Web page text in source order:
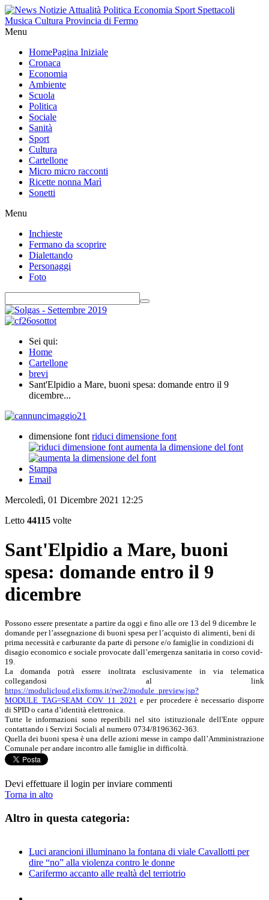
Menu
HomePagina Iniziale
Cronaca
Economia
Ambiente
Scuola
Politica
Sociale
Sanità
Sport
Cultura
Cartellone
Micro micro racconti
Ricette nonna Marì
Sonetti
Menu
Inchieste
Fermano da scoprire
Dialettando
Personaggi
Foto
Sei qui:
Home
Cartellone
brevi
Sant'Elpidio a Mare, buoni spesa: domande entro il 9
dicembre...
dimensione font riduci dimensione font
aumenta la dimensione del font
Stampa
Email
Mercoledì, 01 Dicembre 2021 12:25
Letto 44115 volte
Sant'Elpidio a Mare, buoni
spesa: domande entro il 9
dicembre
Possono essere presentate a partire da oggi e fino alle ore 13 del 9 dicembre le
domande per l’assegnazione di buoni spesa per l’acquisto di alimenti, beni di
prima necessità e carburante da parte di persone e/o famiglie in condizioni di
disagio economico e sociale provocate dall’emergenza sanitaria in corso covid-
19.
La domanda potrà essere inoltrata esclusivamente in via telematica
collegandosi al link
https://modulicloud.elixforms.it/rwe2/module_preview.jsp?
MODULE_TAG=SEAM_COV_11_2021 e per procedere è necessario disporre
di SPID o carta d’identità elettronica.
Tutte le informazioni sono reperibili nel sito istituzionale dell'Ente oppure
contattando i Servizi Sociali al numero 0734/8196362-363.
Quella dei buoni spesa è una delle azioni messe in campo dall’Amministrazione
Comunale per andare incontro alle famiglie in difficoltà.
Devi effettuare il login per inviare commenti
Torna in alto
Altro in questa categoria:
Luci arancioni illuminano la fontana di viale Cavallotti per
dire “no” alla violenza contro le donne
Carifermo accanto alle realtà del terriotrio